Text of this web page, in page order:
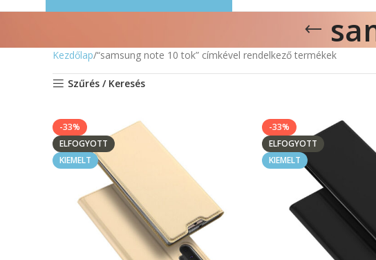
Kezdőlap “samsung note 10 tok” címkével rendelkező termékek
Szűrés / Keresés
-33%
ELFOGYOTT
KIEMELT
-33%
ELFOGYOTT
KIEMELT